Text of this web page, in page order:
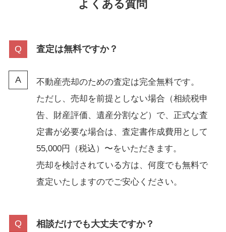
よくある質問
査定は無料ですか？
不動産売却のための査定は完全無料です。
ただし、売却を前提としない場合（相続税申
告、財産評価、遺産分割など）で、正式な査
定書が必要な場合は、査定書作成費用として
55,000円（税込）〜をいただきます。
売却を検討されている方は、何度でも無料で
査定いたしますのでご安心ください。
相談だけでも大丈夫ですか？